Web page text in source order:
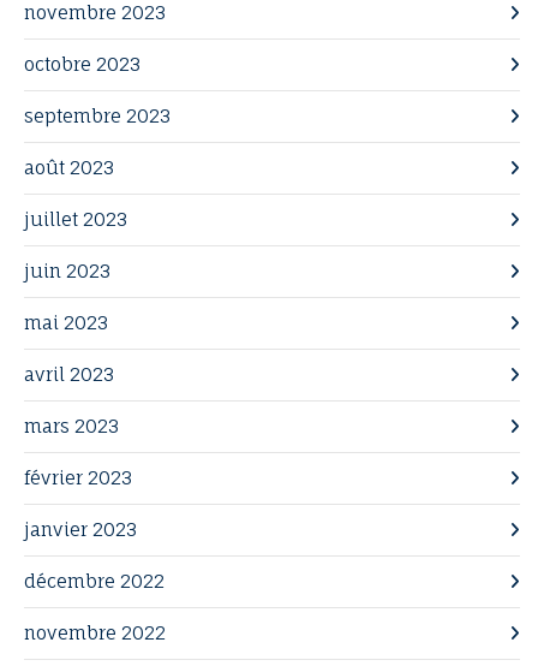
novembre 2023
octobre 2023
septembre 2023
août 2023
juillet 2023
juin 2023
mai 2023
avril 2023
mars 2023
février 2023
janvier 2023
décembre 2022
novembre 2022